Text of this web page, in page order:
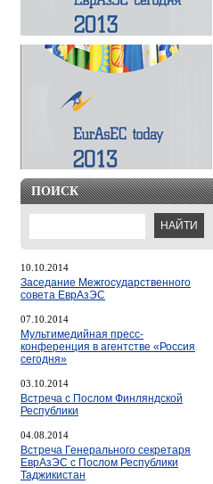
ПОИСК
10.10.2014
Заседание Межгосударственного
совета ЕврАзЭС
07.10.2014
Мультимедийная пресс-
конференция в агентстве «Россия
сегодня»
03.10.2014
Встреча с Послом Финляндской
Республики
04.08.2014
Встреча Генерального секретаря
ЕврАзЭС с Послом Республики
Таджикистан